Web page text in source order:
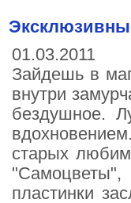
01.03.2011
Зайдешь в
внутри
бездушное.
старых
пластинки